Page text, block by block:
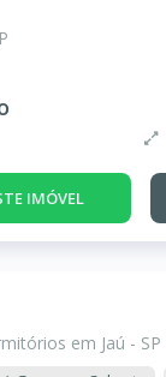
IMÓVEL
em Jaú - SP